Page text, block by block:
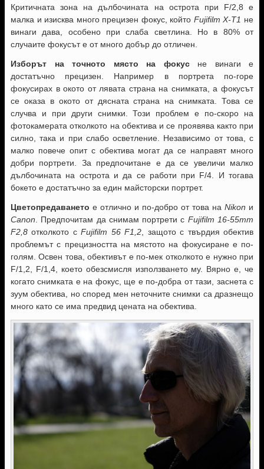
Критичната зона на дълбочината на острота при F/2,8 е
малка и изисква много прецизен фокус, който Fujifilm X-T1 не
винаги дава, особено при слаба светлина. Но в 80% от
случаите фокусът е от много добър до отличен.
Изборът на точното място на фокусне винаги е
достатъчно прецизен. Например в портрета по-горе
фокусирах в окото от лявата страна на снимката, а фокусът
се оказа в окото от дясната страна на снимката. Това се
случва и при други снимки. Този проблем е по-скоро на
фотокамерата отколкото на обектива и се проявява както при
силно, така и при слабо осветление. Независимо от това, с
малко повече опит с обектива могат да се направят много
добри портрети. За предпочитане е да се увеличи малко
дълбочината на острота и да се работи при F/4. И тогава
бокето е достатъчно за един майсторски портрет.
Цветопредаването е отлично и по-добро от това на Nikon и
Canon . Предпочитам да снимам портрети с Fujifilm 16-55mm
F2,8 отколкото сFujifilm 56 F1,2 , защото с твърдия обектив
проблемът с прецизността на мястото на фокусиране е по-
голям. Освен това, обективът е по-мек отколкото е нужно при
F/1,2, F/1,4, което обезсмисля използването му. Вярно е, че
когато снимката е на фокус, ще е по-добра от тази, заснета с
зуум обектива, но според мен неточните снимки са дразнещо
много като се има предвид цената на обектива.